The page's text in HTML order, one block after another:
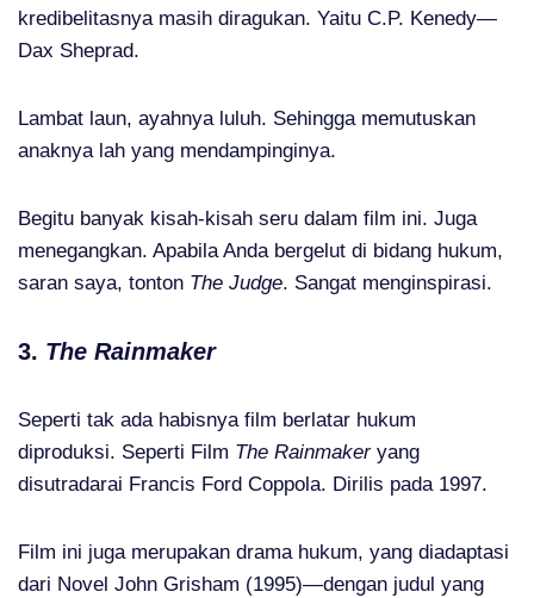
kredibelitasnya masih diragukan. Yaitu C.P. Kenedy—
Dax Sheprad.
Lambat laun, ayahnya luluh. Sehingga memutuskan
anaknya lah yang mendampinginya.
Begitu banyak kisah-kisah seru dalam film ini. Juga
menegangkan. Apabila Anda bergelut di bidang hukum,
saran saya, tonton The Judge. Sangat menginspirasi.
3. The Rainmaker
Seperti tak ada habisnya film berlatar hukum
diproduksi. Seperti Film The Rainmakeryang
disutradarai Francis Ford Coppola. Dirilis pada 1997.
Film ini juga merupakan drama hukum, yang diadaptasi
dari Novel John Grisham (1995)—dengan judul yang